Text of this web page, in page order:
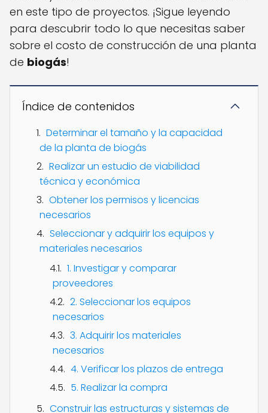
en este tipo de proyectos. ¡Sigue leyendo
para descubrir todo lo que necesitas saber
sobre el costo de construcción de una planta
de biogás!
Índice de contenidos
Determinar el tamaño y la capacidad
de la planta de biogás
Realizar un estudio de viabilidad
técnica y económica
Obtener los permisos y licencias
necesarios
Seleccionar y adquirir los equipos y
materiales necesarios
1. Investigar y comparar
proveedores
2. Seleccionar los equipos
necesarios
3. Adquirir los materiales
necesarios
4. Verificar los plazos de entrega
5. Realizar la compra
Construir las estructuras y sistemas de